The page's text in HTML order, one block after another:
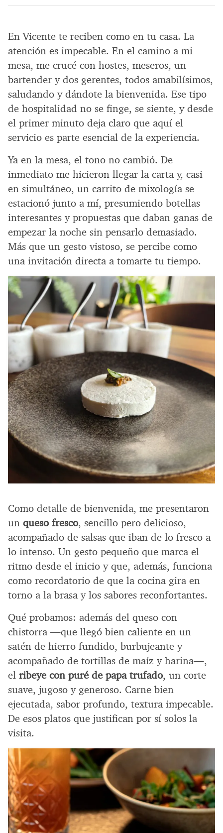
En Vicente te reciben como en tu casa. La
atención es impecable. En el camino a mi
mesa, me crucé con hostes, meseros, un
bartender y dos gerentes, todos amabilísimos,
saludando y dándote la bienvenida. Ese tipo
de hospitalidad no se finge, se siente, y desde
el primer minuto deja claro que aquí el
servicio es parte esencial de la experiencia.
Ya en la mesa, el tono no cambió. De
inmediato me hicieron llegar la carta y, casi
en simultáneo, un carrito de mixología se
estacionó junto a mí, presumiendo botellas
interesantes y propuestas que daban ganas de
empezar la noche sin pensarlo demasiado.
Más que un gesto vistoso, se percibe como
una invitación directa a tomarte tu tiempo.
Como detalle de bienvenida, me presentaron
un queso fresco, sencillo pero delicioso,
acompañado de salsas que iban de lo fresco a
lo intenso. Un gesto pequeño que marca el
ritmo desde el inicio y que, además, funciona
como recordatorio de que la cocina gira en
torno a la brasa y los sabores reconfortantes.
Qué probamos: además del queso con
chistorra —que llegó bien caliente en un
satén de hierro fundido, burbujeante y
acompañado de tortillas de maíz y harina—,
el ribeye con puré de papa trufado, un corte
suave, jugoso y generoso. Carne bien
ejecutada, sabor profundo, textura impecable.
De esos platos que justifican por sí solos la
visita.